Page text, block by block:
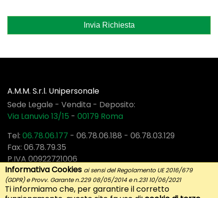
Invia Richiesta
A.M.M. S.r.l. Unipersonale
Sede Legale - Vendita - Deposito:
Via Lanuvio 13/15 - 00179 Roma
Tel: 06.78.06.177 - 06.78.06.188 - 06.78.03.129
Fax: 06.78.79.35
P.IVA 00922721006
Social
Informativa Cookies ai sensi del Regolamento UE 2016/679
(GDPR) e Provv. Garante n.229 08/05/2014 e n.231 10/06/2021
Ti informiamo che, per garantire il corretto